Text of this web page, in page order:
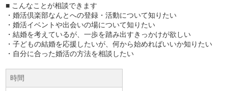
■ こんなことが相談できます
・婚活倶楽部なんとへの登録・活動について知りたい
・婚活イベントや出会いの場について知りたい
・結婚を考えているが、一歩を踏み出すきっかけが欲しい
・子どもの結婚を応援したいが、何から始めればいいか知りたい
・自分に合った婚活の方法を相談したい
時間